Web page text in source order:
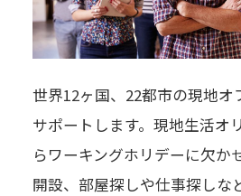
世界12ヶ国、22都市の現地オ
サポートします。現地生活オ
らワーキングホリデーに欠か
開設、部屋探しや仕事探しな